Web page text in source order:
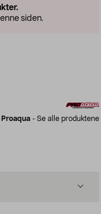
siden.
Proaqua - Se alle produktene